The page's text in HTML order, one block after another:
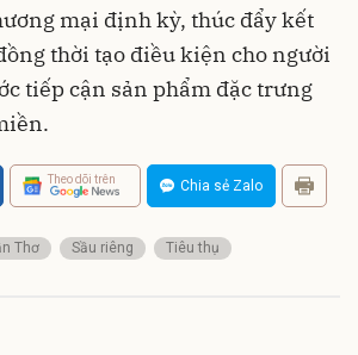
mại định kỳ, thúc đẩy kết
thời tạo điều kiện cho người
tiếp cận sản phẩm đặc trưng
Theo dõi trên Chia sẻ Zalo
Thơ Sầu riêng Tiêu thụ